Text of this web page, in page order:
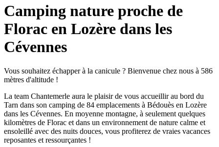
Camping nature proche de
Florac en Lozère dans les
Cévennes
Vous souhaitez échapper à la canicule ? Bienvenue chez nous à 586
mètres d'altitude !
La team Chantemerle aura le plaisir de vous accueillir au bord du
Tarn dans son camping de 84 emplacements à Bédouès en Lozère
dans les Cévennes. En moyenne montagne, à seulement quelques
kilomètres de Florac et dans un environnement de nature calme et
ensoleillé avec des nuits douces, vous profiterez de vraies vacances
reposantes et ressourçantes !